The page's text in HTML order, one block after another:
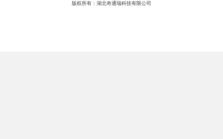
版权所有：湖北奇通瑞科技有限公司